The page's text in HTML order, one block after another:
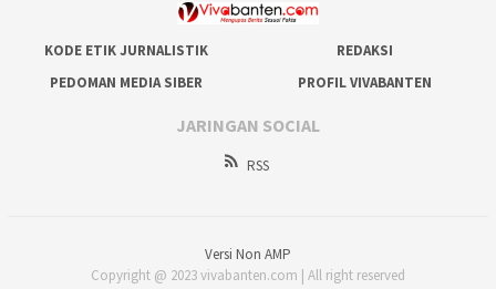
KODE ETIK JURNALISTIK
REDAKSI
PEDOMAN MEDIA SIBER
PROFIL VIVABANTEN
JARINGAN SOCIAL
RSS
Versi Non AMP
Copyright @ 2023 vivabanten.com | All right reserved